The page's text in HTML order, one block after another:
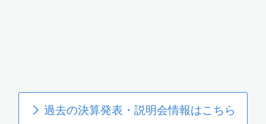
過去の決算発表・説明会情報はこちら